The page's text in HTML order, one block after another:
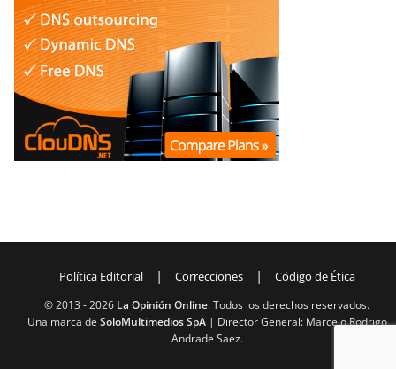
Política Editorial | Correcciones | Código de Ética
© 2013 -2026 La Opinión Online. Todos los derechos reservados.
Una marca de SoloMultimedios SpA| Director General: Marcelo Rodrigo
Andrade Saez.